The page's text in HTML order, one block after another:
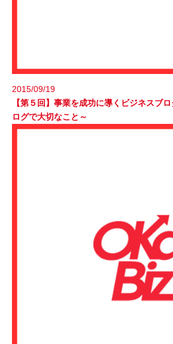
2015/09/19
【第５回】事業を成功に導くビジネスブ
ログで大切なこと～